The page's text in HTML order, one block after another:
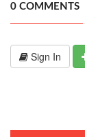
0 COMMENTS
Sign In